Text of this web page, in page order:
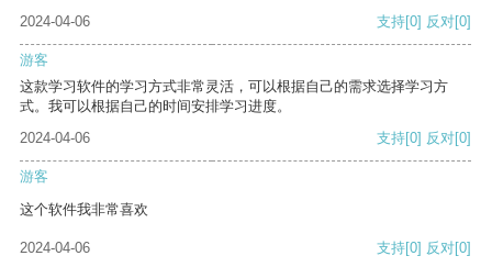
2024-04-06
支持[0] 反对[0]
游客
这款学习软件的学习方式非常灵活，可以根据自己的需求选择学习方
式。我可以根据自己的时间安排学习进度。
2024-04-06
支持[0] 反对[0]
游客
这个软件我非常喜欢
2024-04-06 支持[0] 反对[0]